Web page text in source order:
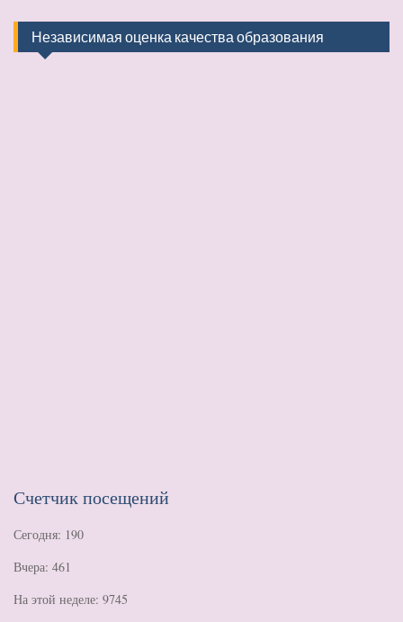
Независимая оценка качества образования
Счетчик посещений
Сегодня: 190
Вчера: 461
На этой неделе: 9745